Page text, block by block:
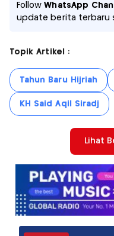
FollowWhatsApp
update berita terbaru
Topik Artikel :
Tahun Baru Hijriah
KH Said Aqil Siradj
Lihat